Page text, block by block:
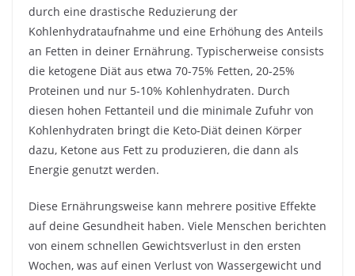
durch eine drastische Reduzierung der
Kohlenhydrataufnahme und eine Erhöhung des Anteils
an Fetten in deiner Ernährung. Typischerweise consists
die ketogene Diät aus etwa 70-75% Fetten, 20-25%
Proteinen und nur 5-10% Kohlenhydraten. Durch
diesen hohen Fettanteil und die minimale Zufuhr von
Kohlenhydraten bringt die Keto-Diät deinen Körper
dazu, Ketone aus Fett zu produzieren, die dann als
Energie genutzt werden.
Diese Ernährungsweise kann mehrere positive Effekte
auf deine Gesundheit haben. Viele Menschen berichten
von einem schnellen Gewichtsverlust in den ersten
Wochen, was auf einen Verlust von Wassergewicht und